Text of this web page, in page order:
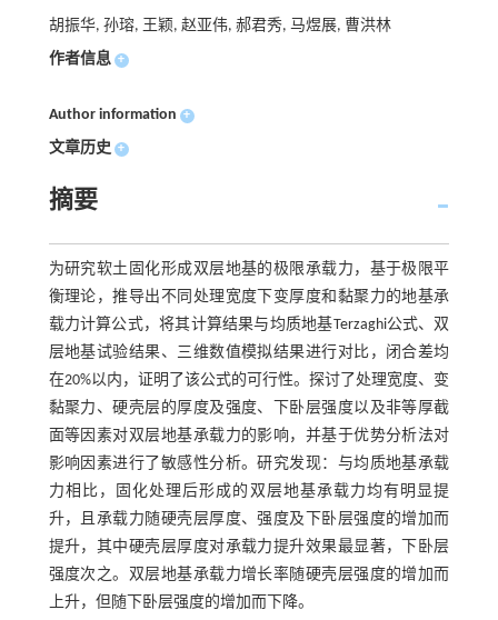
胡振华, 孙瑢, 王颖, 赵亚伟, 郝君秀, 马煜展, 曹洪林
作者信息 +
Author information +
文章历史 +
摘要
为研究软土固化形成双层地基的极限承载力，基于极限平
衡理论，推导出不同处理宽度下变厚度和黏聚力的地基承
载力计算公式，将其计算结果与均质地基Terzaghi公式、双
层地基试验结果、三维数值模拟结果进行对比，闭合差均
在20%以内，证明了该公式的可行性。探讨了处理宽度、变
黏聚力、硬壳层的厚度及强度、下卧层强度以及非等厚截
面等因素对双层地基承载力的影响，并基于优势分析法对
影响因素进行了敏感性分析。研究发现：与均质地基承载
力相比，固化处理后形成的双层地基承载力均有明显提
升，且承载力随硬壳层厚度、强度及下卧层强度的增加而
提升，其中硬壳层厚度对承载力提升效果最显著，下卧层
强度次之。双层地基承载力增长率随硬壳层强度的增加而
上升，但随下卧层强度的增加而下降。